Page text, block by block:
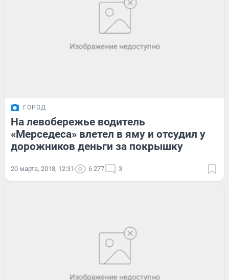
ГОРОД
На левобережье водитель
«Мерседеса» влетел в яму и отсудил у
дорожников деньги за покрышку
20 марта, 2018, 12:31 6 277 3